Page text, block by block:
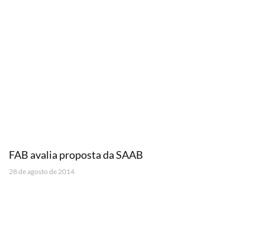
FAB avalia proposta da SAAB
28 de agosto de 2014